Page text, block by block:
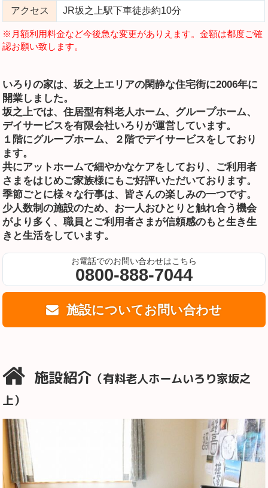
アクセス JR坂之上駅下車徒歩約10分
※月額利用料金など今後急な変更がありえます。金額は都度ご確
認お願い致します。
いろりの家は、坂之上エリアの閑静な住宅街に2006年に
開業しました。
坂之上では、住居型有料老人ホーム、グループホーム、
デイサービスを有限会社いろりが運営しています。
１階にグループホーム、２階でデイサービスをしており
ます。
共にアットホームで細やかなケアをしており、ご利用者
さまをはじめご家族様にもご好評いただいております。
季節ごとに様々な行事は、皆さんの楽しみの一つです。
少人数制の施設のため、お一人おひとりと触れ合う機会
がより多く、職員とご利用者さまが信頼感のもと生き生
きと生活をしています。
お電話でのお問い合わせはこちら
0800-888-7044
施設についてお問い合わせ
施設紹介 （有料老人ホームいろり家坂之
上）